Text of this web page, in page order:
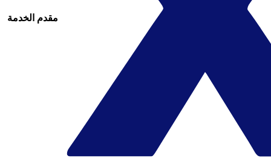
مقدم الخدمة